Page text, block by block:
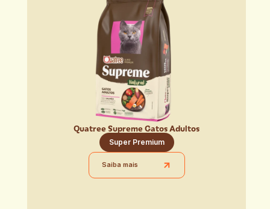
Quatree Supreme Gatos Adultos
Super Premium
Saiba mais